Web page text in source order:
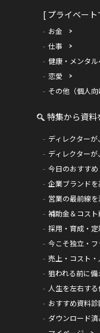
[ プライベー
お金
仕事
健康・メンタル
恋愛
その他（個人向
特集から資料
ディレクター
ディレクター
今日のおすすめ
企業ブランド
営業の最前線
補助金＆コス
採用・育成・
今こそ独立・
売上・コスト
狙われる前に
人生を左右す
おすすめ資料診
ダウンロード